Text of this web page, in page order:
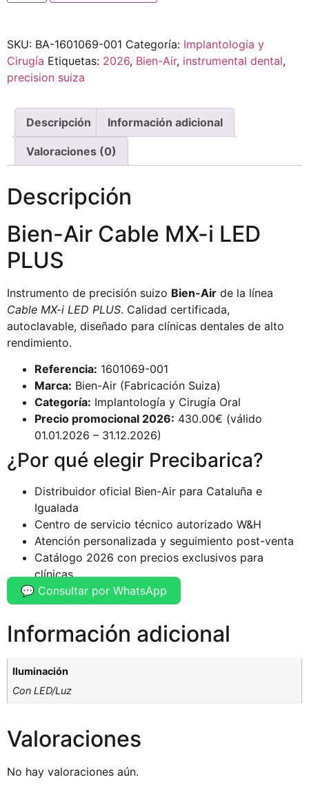
SKU: BA-1601069-001 Categoría: Implantología y
Cirugía Etiquetas: 2026, Bien-Air, instrumental dental,
precision suiza
Descripción Información adicional
Valoraciones (0)
Descripción
Bien-Air Cable MX-i LED
PLUS
Instrumento de precisión suizo Bien-Air de la línea
Cable MX-i LED PLUS. Calidad certificada,
autoclavable, diseñado para clínicas dentales de alto
rendimiento.
Referencia: 1601069-001
Marca: Bien-Air (Fabricación Suiza)
Categoría: Implantología y Cirugía Oral
Precio promocional 2026: 430.00€ (válido
01.01.2026 – 31.12.2026)
¿Por qué elegir Precibarica?
Distribuidor oficial Bien-Air para Cataluña e
Igualada
Centro de servicio técnico autorizado W&H
Atención personalizada y seguimiento post-venta
Catálogo 2026 con precios exclusivos para
clínicas
💬 Consultar por WhatsApp
Información adicional
Iluminación
Con LED/Luz
Valoraciones
No hay valoraciones aún.